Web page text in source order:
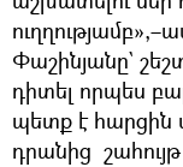
Փաշինյանը`
դիտել որպես
պետք է հարցին
դրանից